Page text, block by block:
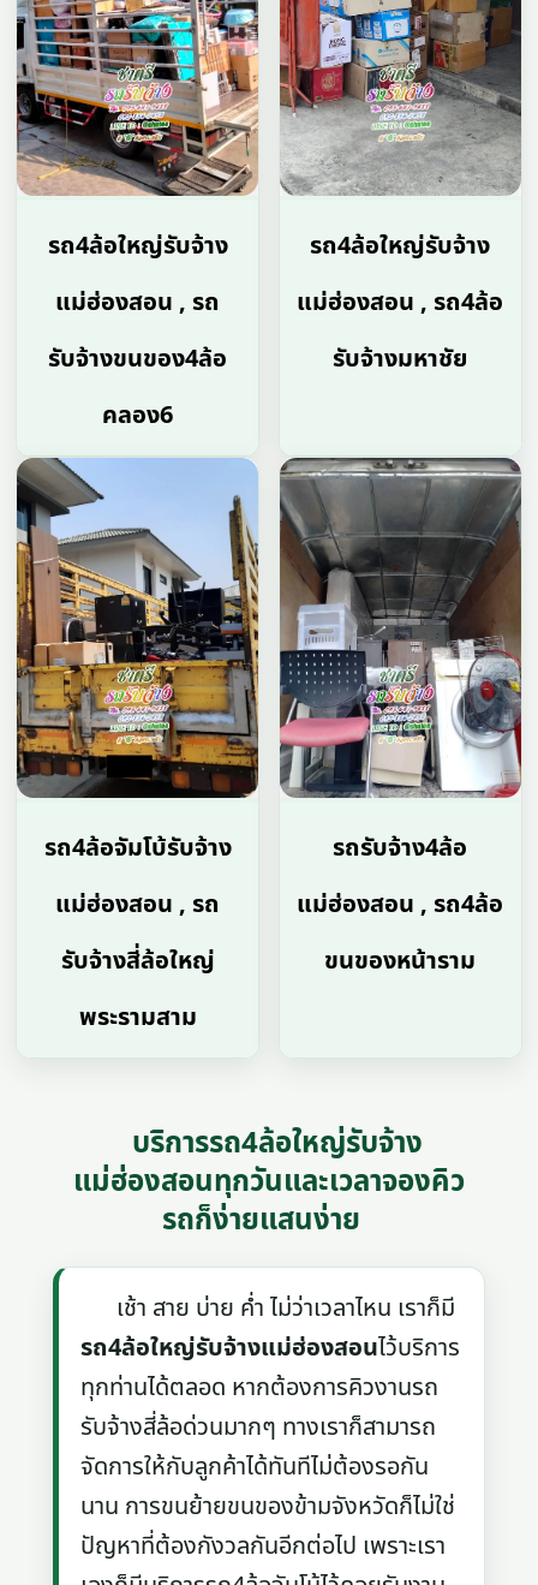
รถ4ล้อใหญ่รับจ้าง
แม่ฮ่องสอน , รถ
รับจ้างขนของ4ล้อ
คลอง6
รถ4ล้อใหญ่รับจ้าง
แม่ฮ่องสอน , รถ4ล้อ
รับจ้างมหาชัย
รถ4ล้อจัมโบ้รับจ้าง
แม่ฮ่องสอน , รถ
รับจ้างสี่ล้อใหญ่
พระรามสาม
รถรับจ้าง4ล้อ
แม่ฮ่องสอน , รถ4ล้อ
ขนของหน้าราม
บริการรถ4ล้อใหญ่รับจ้าง
แม่ฮ่องสอนทุกวันและเวลาจองคิว
รถก็ง่ายแสนง่าย
เช้า สาย บ่าย ค่ำ ไม่ว่าเวลาไหน เราก็มี
รถ4ล้อใหญ่รับจ้างแม่ฮ่องสอนไว้บริการ
ทุกท่านได้ตลอด หากต้องการคิวงานรถ
รับจ้างสี่ล้อด่วนมากๆ ทางเราก็สามารถ
จัดการให้กับลูกค้าได้ทันทีไม่ต้องรอกัน
นาน การขนย้ายขนของข้ามจังหวัดก็ไม่ใช่
ปัญหาที่ต้องกังวลกันอีกต่อไป เพราะเรา